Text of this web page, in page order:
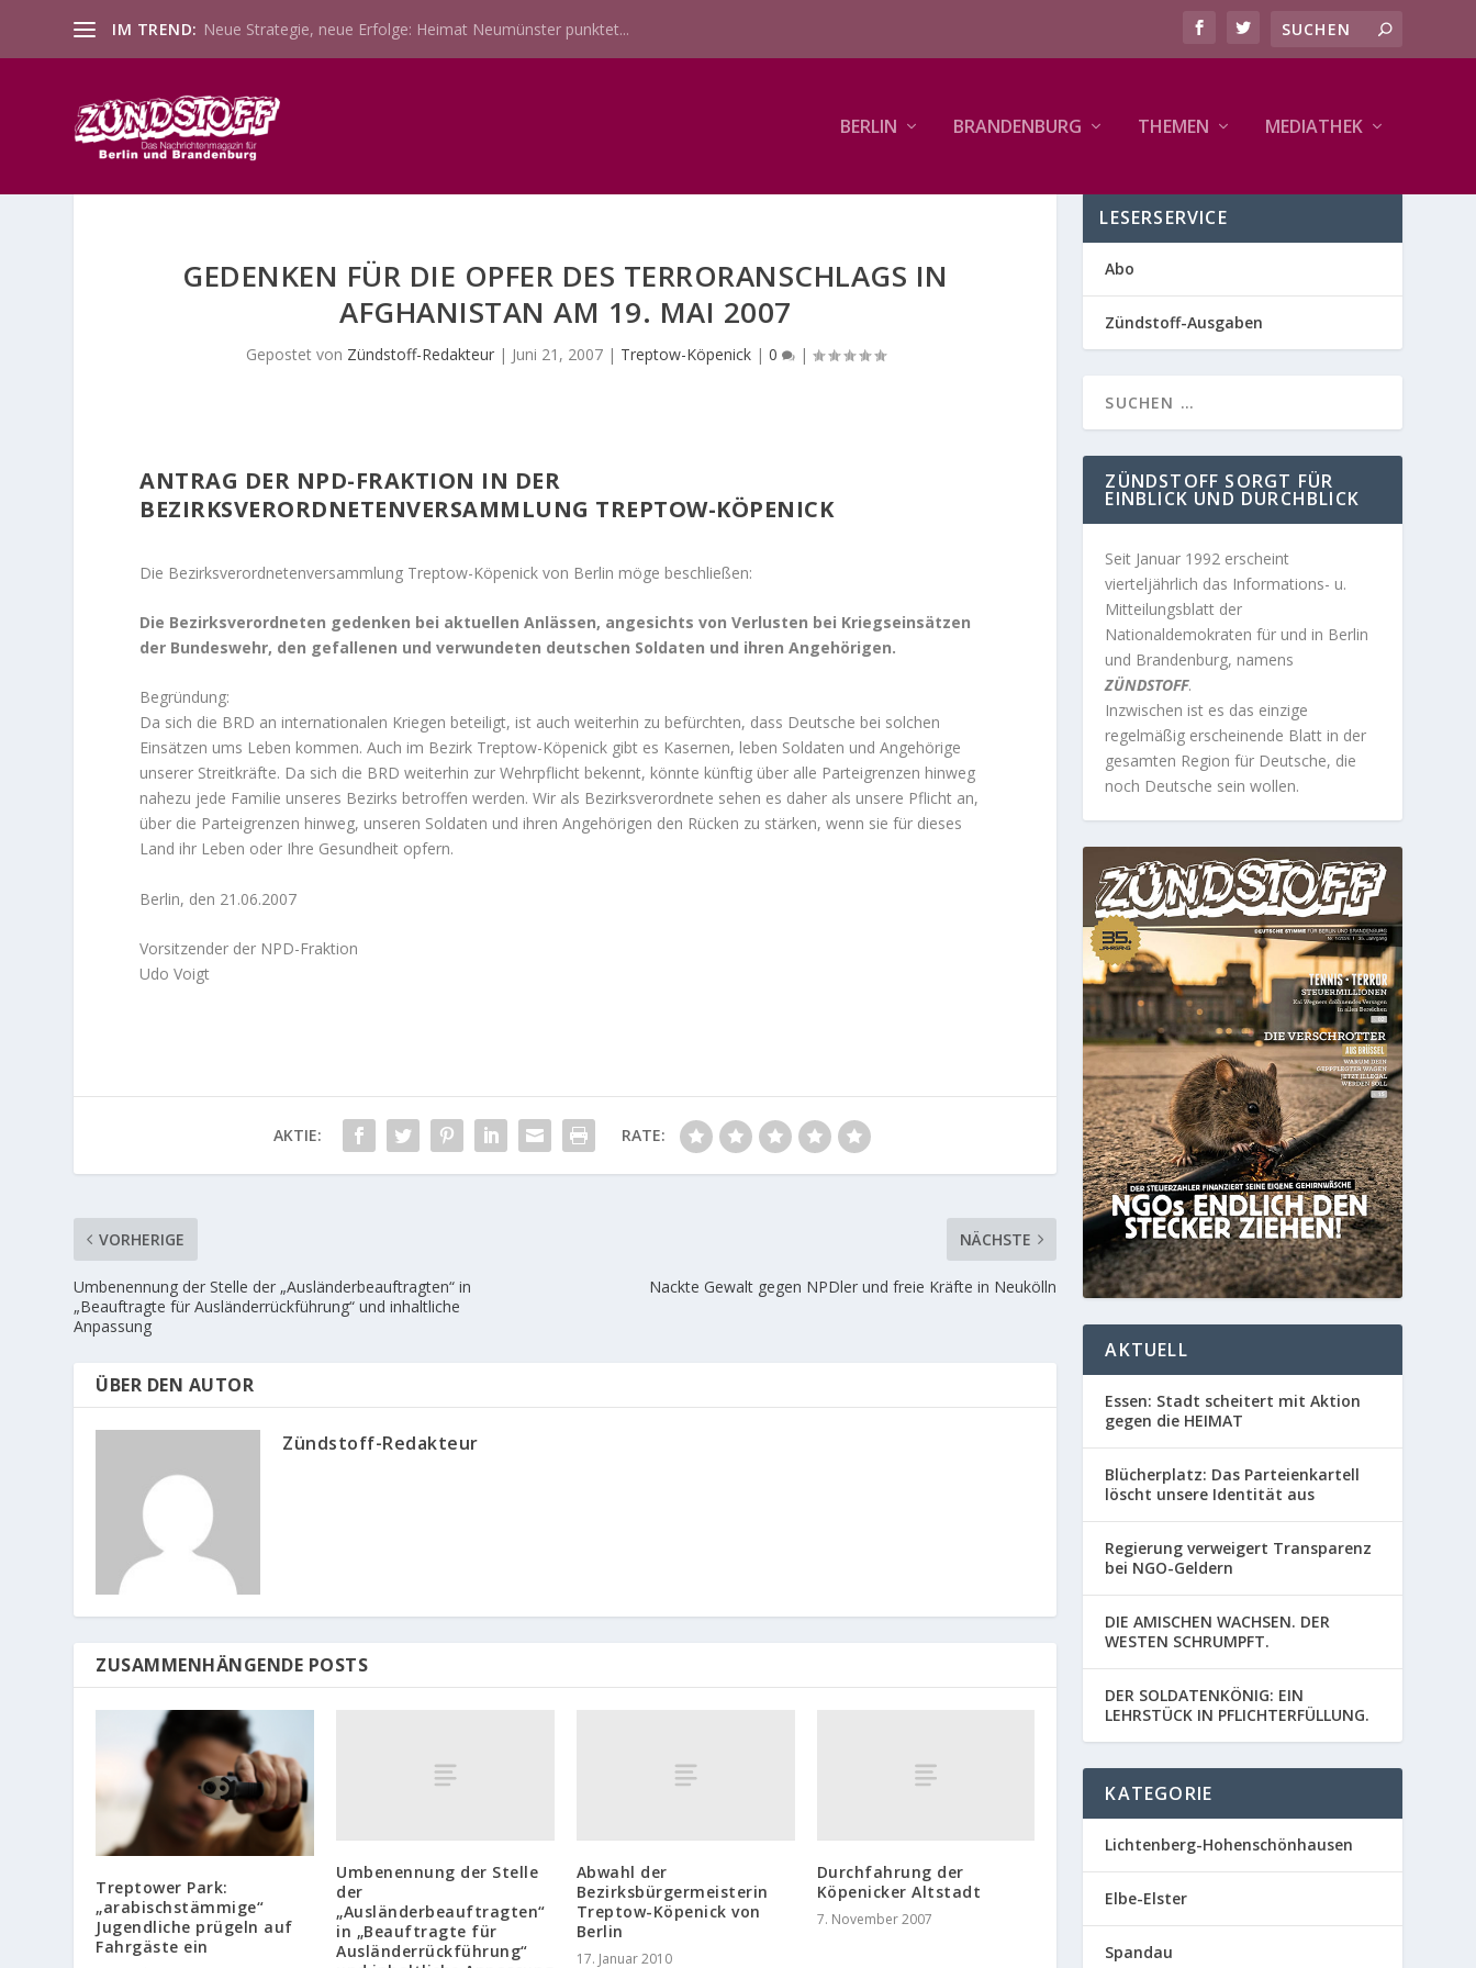
IM TREND: Neue Strategie, neue Erfolge: Heimat Neumünster punktet...
BERLIN BRANDENBURG THEMEN MEDIATHEK
GEDENKEN FÜR DIE OPFER DES TERRORANSCHLAGS IN
AFGHANISTAN AM 19. MAI 2007
Gepostet von Zündstoff-Redakteur| Juni 21, 2007| Treptow-Köpenick| 0 |
ANTRAG DER NPD-FRAKTION IN DER
BEZIRKSVERORDNETENVERSAMMLUNG TREPTOW-KÖPENICK
Die Bezirksverordnetenversammlung Treptow-Köpenick von Berlin möge beschließen:
Die Bezirksverordneten gedenken bei aktuellen Anlässen, angesichts von Verlusten bei Kriegseinsätzen
der Bundeswehr, den gefallenen und verwundeten deutschen Soldaten und ihren Angehörigen.
Begründung:
Da sich die BRD an internationalen Kriegen beteiligt, ist auch weiterhin zu befürchten, dass Deutsche bei solchen
Einsätzen ums Leben kommen. Auch im Bezirk Treptow-Köpenick gibt es Kasernen, leben Soldaten und Angehörige
unserer Streitkräfte. Da sich die BRD weiterhin zur Wehrpflicht bekennt, könnte künftig über alle Parteigrenzen hinweg
nahezu jede Familie unseres Bezirks betroffen werden. Wir als Bezirksverordnete sehen es daher als unsere Pflicht an,
über die Parteigrenzen hinweg, unseren Soldaten und ihren Angehörigen den Rücken zu stärken, wenn sie für dieses
Land ihr Leben oder Ihre Gesundheit opfern.
Berlin, den 21.06.2007
Vorsitzender der NPD-Fraktion
Udo Voigt
AKTIE: RATE:
VORHERIGE
Umbenennung der Stelle der „Ausländerbeauftragten“ in
„Beauftragte für Ausländerrückführung“ und inhaltliche
Anpassung
NÄCHSTE
Nackte Gewalt gegen NPDler und freie Kräfte in Neukölln
ÜBER DEN AUTOR
Zündstoff-Redakteur
ZUSAMMENHÄNGENDE POSTS
Treptower Park:
„arabischstämmige“
Jugendliche prügeln auf
Fahrgäste ein
Umbenennung der Stelle
der
„Ausländerbeauftragten“
in „Beauftragte für
Ausländerrückführung“
Abwahl der
Bezirksbürgermeisterin
Treptow-Köpenick von
Berlin
17. Januar 2010
Durchfahrung der
Köpenicker Altstadt
7. November 2007
LESERSERVICE
Abo
Zündstoff-Ausgaben
ZÜNDSTOFF SORGT FÜR
EINBLICK UND DURCHBLICK
Seit Januar 1992 erscheint
vierteljährlich das Informations- u.
Mitteilungsblatt der
Nationaldemokraten für und in Berlin
und Brandenburg, namens
ZÜNDSTOFF.
Inzwischen ist es das einzige
regelmäßig erscheinende Blatt in der
gesamten Region für Deutsche, die
noch Deutsche sein wollen.
AKTUELL
Essen: Stadt scheitert mit Aktion
gegen die HEIMAT
Blücherplatz: Das Parteienkartell
löscht unsere Identität aus
Regierung verweigert Transparenz
bei NGO-Geldern
DIE AMISCHEN WACHSEN. DER
WESTEN SCHRUMPFT.
DER SOLDATENKÖNIG: EIN
LEHRSTÜCK IN PFLICHTERFÜLLUNG.
KATEGORIE
Lichtenberg-Hohenschönhausen
Elbe-Elster
Spandau